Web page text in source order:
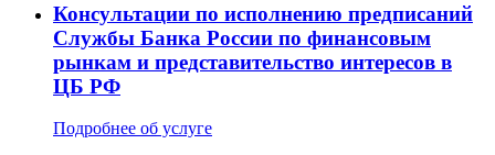
Консультации по исполнению предписаний
Службы Банка России по финансовым
рынкам и представительство интересов в
ЦБ РФ
Подробнее об услуге